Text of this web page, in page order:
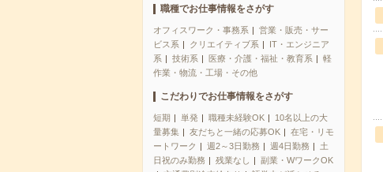
職種でお仕事情報をさがす
オフィスワーク・事務系
営業・販売・サー
ビス系
クリエイティブ系
IT・エンジニア
系
技術系 医療・介護・福祉・教育系
軽
作業・物流・工場・その他
こだわりでお仕事情報をさがす
短期 単発 職種未経験OK
10名以上の大
量募集
友だちと一緒の応募OK
在宅・リモ
ートワーク
週2～3日勤務 週4日勤務
土
日祝のみ勤務
残業なし
副業・WワークOK